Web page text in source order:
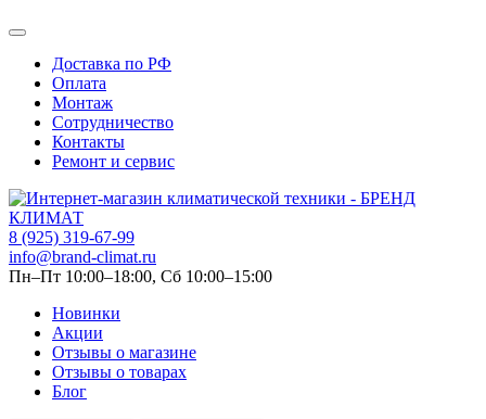
Доставка по РФ
Оплата
Монтаж
Сотрудничество
Контакты
Ремонт и сервис
8 (925) 319-67-99
info@brand-climat.ru
Пн–Пт 10:00–18:00, Сб 10:00–15:00
Новинки
Акции
Отзывы о магазине
Отзывы о товарах
Блог